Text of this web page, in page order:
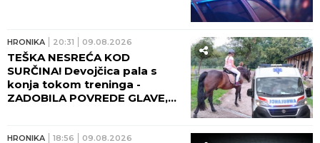
HRONIKA 20:31 09.08.2026
TEŠKA NESREĆA KOD
SURČINA! Devojčica pala s
konja tokom treninga -
ZADOBILA POVREDE GLAVE,
HRONIKA 18:56 09.08.2026